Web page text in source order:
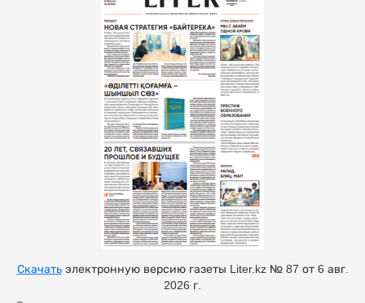
Скачатьэлектронную версию газеты Liter.kz № 87 от 6 авг.
2026 г.